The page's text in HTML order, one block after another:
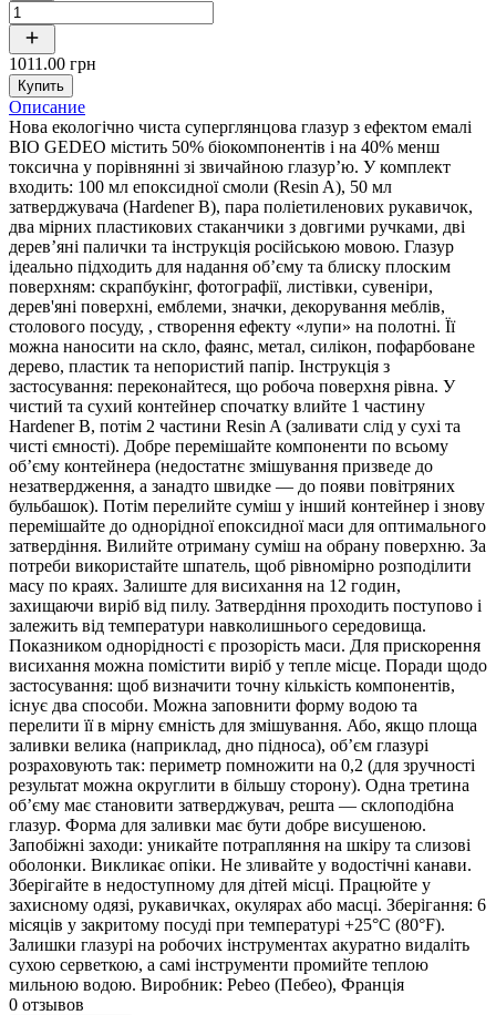
1011.00 грн
Купить
Описание
Нова екологічно чиста суперглянцова глазур з ефектом емалі
BIO GEDEO містить 50% біокомпонентів і на 40% менш
токсична у порівнянні зі звичайною глазур’ю. У комплект
входить: 100 мл епоксидної смоли (Resin A), 50 мл
затверджувача (Hardener B), пара поліетиленових рукавичок,
два мірних пластикових стаканчики з довгими ручками, дві
дерев’яні палички та інструкція російською мовою. Глазур
ідеально підходить для надання об’єму та блиску плоским
поверхням: скрапбукінг, фотографії, листівки, сувеніри,
дерев'яні поверхні, емблеми, значки, декорування меблів,
столового посуду, , створення ефекту «лупи» на полотні. Її
можна наносити на скло, фаянс, метал, силікон, пофарбоване
дерево, пластик та непористий папір. Інструкція з
застосування: переконайтеся, що робоча поверхня рівна. У
чистий та сухий контейнер спочатку влийте 1 частину
Hardener B, потім 2 частини Resin A (заливати слід у сухі та
чисті ємності). Добре перемішайте компоненти по всьому
об’єму контейнера (недостатнє змішування призведе до
незатвердження, а занадто швидке — до появи повітряних
бульбашок). Потім перелийте суміш у інший контейнер і знову
перемішайте до однорідної епоксидної маси для оптимального
затвердіння. Вилийте отриману суміш на обрану поверхню. За
потреби використайте шпатель, щоб рівномірно розподілити
масу по краях. Залиште для висихання на 12 годин,
захищаючи виріб від пилу. Затвердіння проходить поступово і
залежить від температури навколишнього середовища.
Показником однорідності є прозорість маси. Для прискорення
висихання можна помістити виріб у тепле місце. Поради щодо
застосування: щоб визначити точну кількість компонентів,
існує два способи. Можна заповнити форму водою та
перелити її в мірну ємність для змішування. Або, якщо площа
заливки велика (наприклад, дно підноса), об’єм глазурі
розраховують так: периметр помножити на 0,2 (для зручності
результат можна округлити в більшу сторону). Одна третина
об’єму має становити затверджувач, решта — склоподібна
глазур. Форма для заливки має бути добре висушеною.
Запобіжні заходи: уникайте потрапляння на шкіру та слизові
оболонки. Викликає опіки. Не зливайте у водостічні канави.
Зберігайте в недоступному для дітей місці. Працюйте у
захисному одязі, рукавичках, окулярах або масці. Зберігання: 6
місяців у закритому посуді при температурі +25°С (80°F).
Залишки глазурі на робочих інструментах акуратно видаліть
сухою серветкою, а самі інструменти промийте теплою
мильною водою. Виробник: Pebeo (Пебео), Франція
0 отзывов